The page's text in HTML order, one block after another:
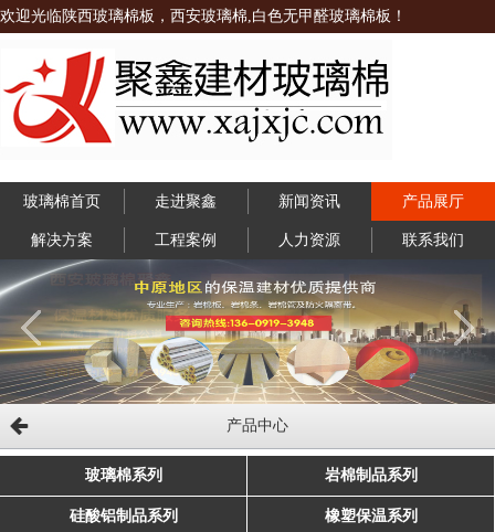
欢迎光临陕西玻璃棉板，西安玻璃棉,白色无甲醛玻璃棉板！
玻璃棉首页 走进聚鑫 新闻资讯 产品展厅
解决方案 工程案例 人力资源 联系我们
产品中心
玻璃棉系列 岩棉制品系列
硅酸铝制品系列 橡塑保温系列